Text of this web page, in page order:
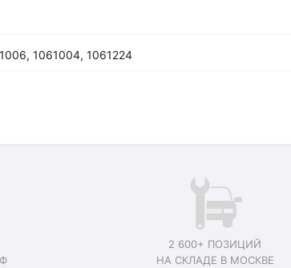
1061004, 1061224
2 600+ ПОЗИЦИЙ
НА СКЛАДЕ В МОСКВЕ